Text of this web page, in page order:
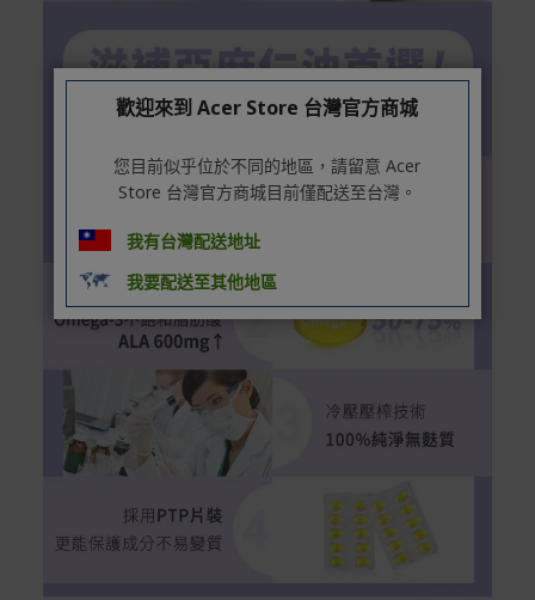
歡迎來到 Acer Store 台灣官方商城
您目前似乎位於不同的地區，請留意 Acer
Store 台灣官方商城目前僅配送至台灣。
我有台灣配送地址
我要配送至其他地區